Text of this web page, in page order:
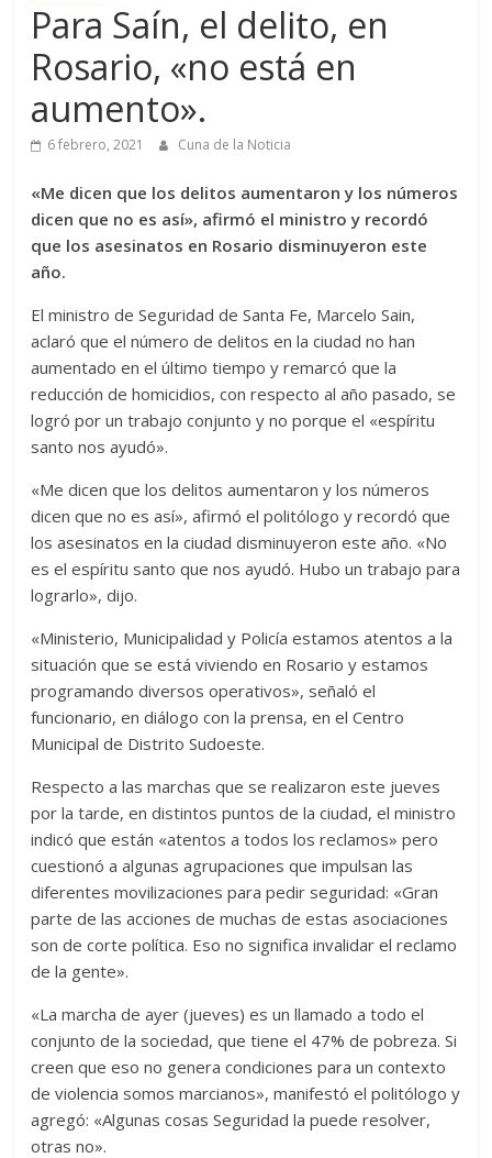
Para Saín, el delito, en
Rosario, «no está en
aumento».
6 febrero, 2021 Cuna de la Noticia
«Me dicen que los delitos aumentaron y los números
dicen que no es así», afirmó el ministro y recordó
que los asesinatos en Rosario disminuyeron este
año.
El ministro de Seguridad de Santa Fe, Marcelo Sain,
aclaró que el número de delitos en la ciudad no han
aumentado en el último tiempo y remarcó que la
reducción de homicidios, con respecto al año pasado, se
logró por un trabajo conjunto y no porque el «espíritu
santo nos ayudó».
«Me dicen que los delitos aumentaron y los números
dicen que no es así», afirmó el politólogo y recordó que
los asesinatos en la ciudad disminuyeron este año. «No
es el espíritu santo que nos ayudó. Hubo un trabajo para
lograrlo», dijo.
«Ministerio, Municipalidad y Policía estamos atentos a la
situación que se está viviendo en Rosario y estamos
programando diversos operativos», señaló el
funcionario, en diálogo con la prensa, en el Centro
Municipal de Distrito Sudoeste.
Respecto a las marchas que se realizaron este jueves
por la tarde, en distintos puntos de la ciudad, el ministro
indicó que están «atentos a todos los reclamos» pero
cuestionó a algunas agrupaciones que impulsan las
diferentes movilizaciones para pedir seguridad: «Gran
parte de las acciones de muchas de estas asociaciones
son de corte política. Eso no significa invalidar el reclamo
de la gente».
«La marcha de ayer (jueves) es un llamado a todo el
conjunto de la sociedad, que tiene el 47% de pobreza. Si
creen que eso no genera condiciones para un contexto
de violencia somos marcianos», manifestó el politólogo y
agregó: «Algunas cosas Seguridad la puede resolver,
otras no».